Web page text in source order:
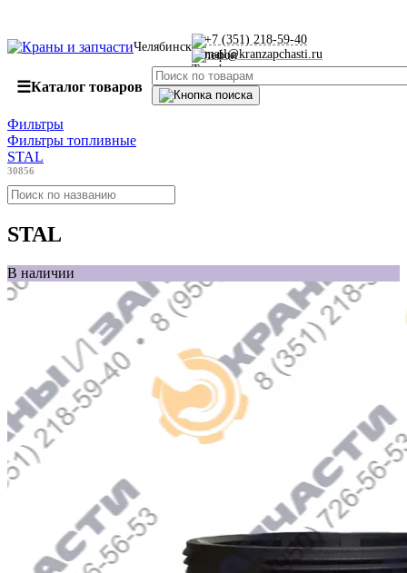
Челябинск
+7 (351) 218-59-40
mail@kranzapchasti.ru
☰Каталог товаров
Фильтры
Фильтры топливные
STAL
30856
STAL
В наличии